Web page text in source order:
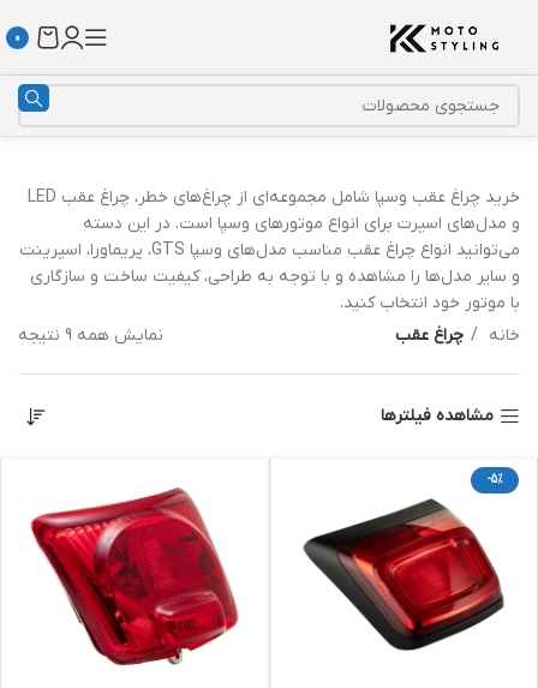
0
خرید چراغ عقب وسپا شامل مجموعه‌ای از چراغ‌های خطر، چراغ عقب LED
و مدل‌های اسپرت برای انواع موتورهای وسپا است. در این دسته
می‌توانید انواع چراغ عقب مناسب مدل‌های وسپا GTS، پریماورا، اسپرینت
و سایر مدل‌ها را مشاهده و با توجه به طراحی، کیفیت ساخت و سازگاری
با موتور خود انتخاب کنید.
خانه
چراغ عقب نمایش همه 9 نتیجه
مشاهده فیلترها
-5%